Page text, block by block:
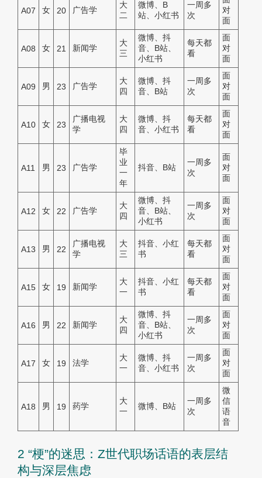
A07 女 20 广告学
大
二
微博、B
站、小红书
一周多
次
对
面
A08 女 21 新闻学
大
三
微博、抖
音、B站、
小红书
每天都
看
面
对
面
A09 男 23 广告学
大
四
微博、抖
音、B站
一周多
次
面
对
面
A10 女 23
广播电视
学
大
四
微博、抖
音、小红书
每天都
看
面
对
面
A11 男 23 广告学
毕
业
一
年
抖音、B站
一周多
次
面
对
面
A12 女 22 广告学
大
四
微博、抖
音、B站、
小红书
一周多
次
面
对
面
A13 男 22
广播电视
学
大
三
抖音、小红
书
每天都
看
面
对
面
A15 女 19 新闻学
大
一
抖音、小红
书
每天都
看
面
对
面
A16 男 22 新闻学
大
四
微博、抖
音、B站、
小红书
一周多
次
面
对
面
A17 女 19 法学
大
一
微博、抖
音、小红书
一周多
次
面
对
面
A18 男 19 药学
大
一
微博、B站
一周多
次
微
信
语
音
2 “梗”的迷思：Z世代职场话语的表层结
构与深层焦虑